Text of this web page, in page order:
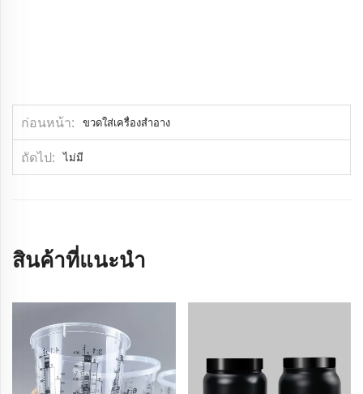
ก่อนหน้า ขวดใส่เครื่องสำอาง
ถัดไป ไม่มี
สินค้าที่แนะนำ